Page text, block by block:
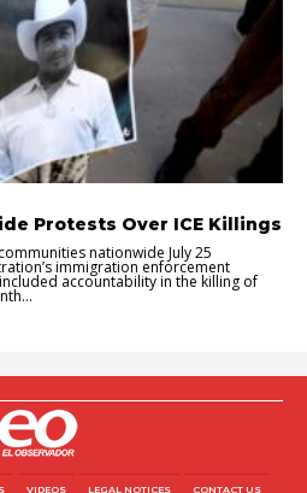
Protests Over ICE Killings
nationwide July 25
immigration enforcement
accountability in the killing of
VIDEOS LEGAL NOTICES CONTACT US